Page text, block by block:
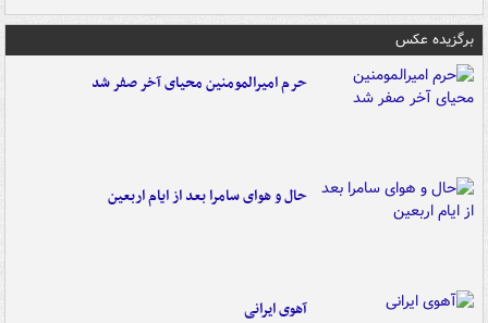
برگزیده عکس
حرم امیرالمومنین محیای آخر صفر شد
حال و هوای سامرا بعد از ایام اربعین
آهوی ایرانی